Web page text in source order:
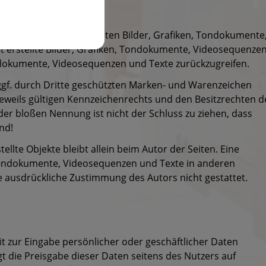
der verwendeten Bilder, Grafiken,
Bilder, Grafiken, Tondokumente,
Videosequenzen und Texte zurückzugreifen.
durch Dritte geschützten Marken- und Warenzeichen
gültigen Kennzeichenrechts und den Besitzrechten
bloßen Nennung ist nicht der Schluss zu ziehen, dass
Objekte bleibt allein beim Autor der Seiten. Eine
Videosequenzen und Texte in anderen
Zustimmung des Autors nicht gestattet.
Eingabe persönlicher oder geschäftlicher Daten
die Preisgabe dieser Daten seitens des Nutzers auf